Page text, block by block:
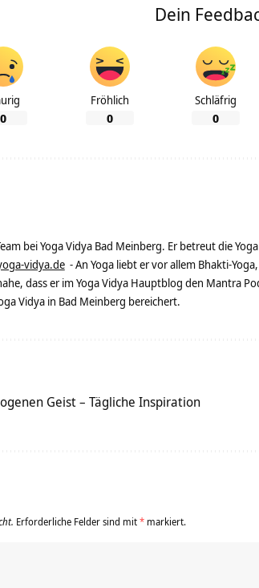
Dein
0
Fröhlich
0
Schläfrig
0
bei Yoga Vidya Bad Meinberg. Er betreut die
vidya.de - An Yoga liebt er vor allem Bhakti-
dass er im Yoga Vidya Hauptblog den Mantra
Vidya in Bad Meinberg bereichert.
Geist – Tägliche Inspiration
Erforderliche Felder sind mit* markiert.